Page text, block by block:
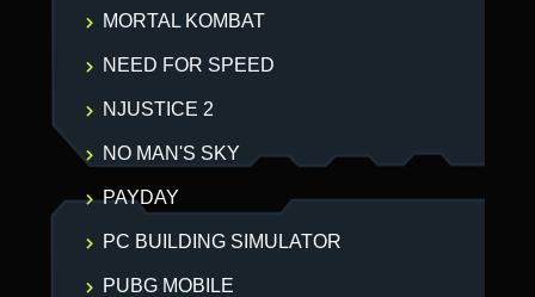
MORTAL KOMBAT
NEED FOR SPEED
NJUSTICE 2
NO MAN'S SKY
PAYDAY
PC BUILDING SIMULATOR
PUBG MOBILE